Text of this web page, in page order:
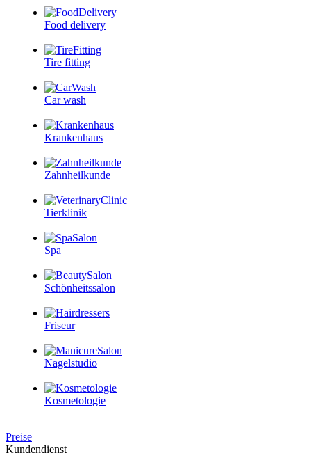
Food delivery
Tire fitting
Car wash
Krankenhaus
Zahnheilkunde
Tierklinik
Spa
Schönheitssalon
Friseur
Nagelstudio
Kosmetologie
Preise
Kundendienst